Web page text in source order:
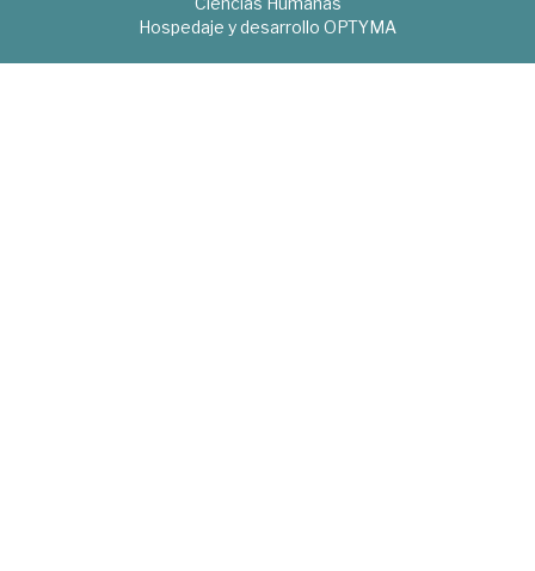
Hospedaje y desarrollo OPTYMA